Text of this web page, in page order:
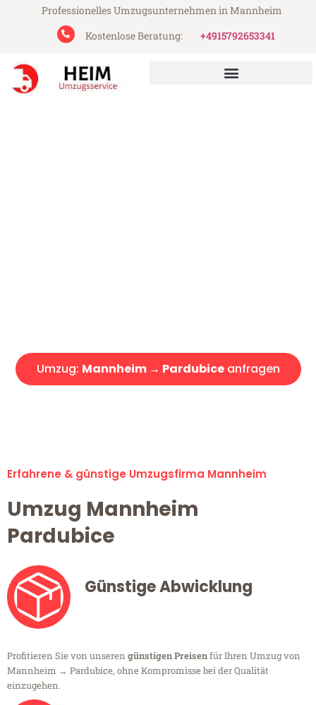
Professionelles Umzugsunternehmen in Mannheim
Kostenlose Beratung:
+4915792653341
Umzug: Mannheim → Pardubiceanfragen
Erfahrene & günstige Umzugsfirma Mannheim
Umzug Mannheim
Pardubice
Günstige Abwicklung
Profitieren Sie von unseren günstigen Preisenfür Ihren Umzug von
Mannheim → Pardubice, ohne Kompromisse bei der Qualität
einzugehen.